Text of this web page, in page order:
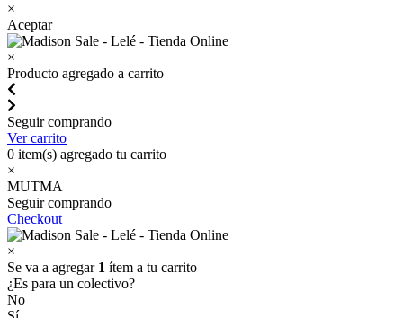
×
Aceptar
×
Producto agregado a carrito
Seguir comprando
Ver carrito
0 item(s) agregado tu carrito
×
MUTMA
Seguir comprando
Checkout
×
Se va a agregar 1 ítem a tu carrito
¿Es para un colectivo?
No